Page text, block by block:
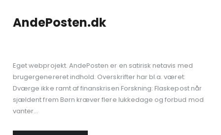
AndePosten.dk
Eget webprojekt. AndePosten er en satirisk netavis med
brugergenereret indhold. Overskrifter har bl.a. været:
Dværge ikke ramt af finanskrisen Forskning: Flaskepost når
sjældent frem Børn kræver flere lukkedage og forbud mod
vanter…